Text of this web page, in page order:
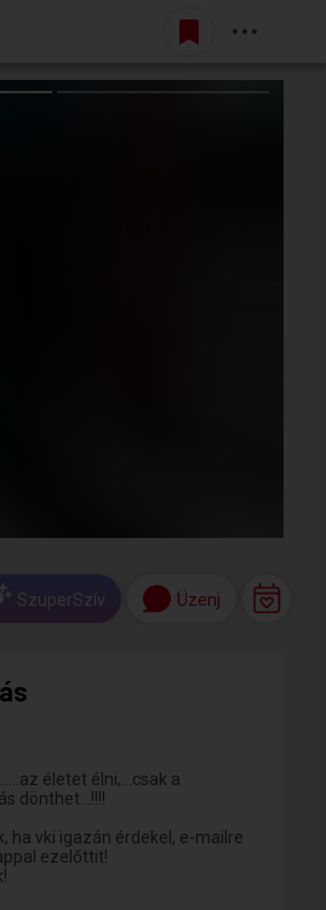
Belépés
SzuperSzív Üzenj
életet élni,...csak a
dönthet...!!!!
ha vki igazán érdekel, e-mailre
ezelőttit!